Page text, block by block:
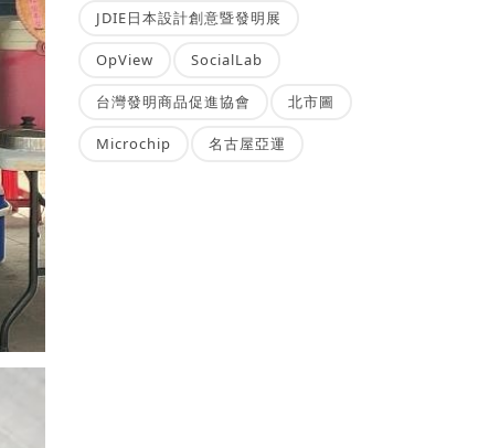
JDIE日本設計創意暨發明展
OpView SocialLab
台灣發明商品促進協會 北市圖
Microchip 名古屋亞運